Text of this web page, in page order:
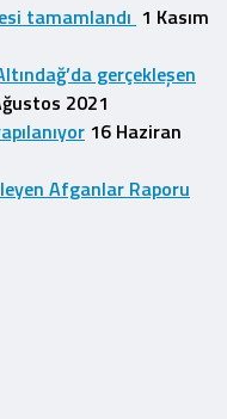
tamamlandı 1 Kasım
gerçekleşen
2021
16 Haziran
Afganlar Raporu